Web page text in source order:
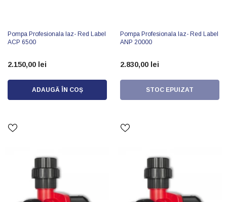
Pompa Profesionala Iaz- Red Label
ACP 6500
2.150,00 lei
ADAUGĂ ÎN COȘ
Pompa Profesionala Iaz- Red Label
ANP 20000
2.830,00 lei
STOC EPUIZAT